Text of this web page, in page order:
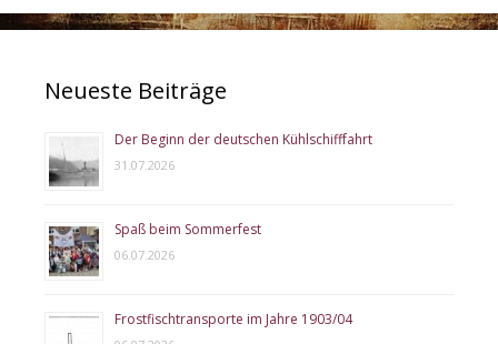
Neueste Beiträge
Der Beginn der deutschen Kühlschifffahrt
31.07.2026
Spaß beim Sommerfest
06.07.2026
Frostfischtransporte im Jahre 1903/04